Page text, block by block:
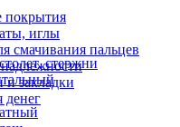
покрытия
иглы
смачивания пальцев
и закладки
денег
стержни